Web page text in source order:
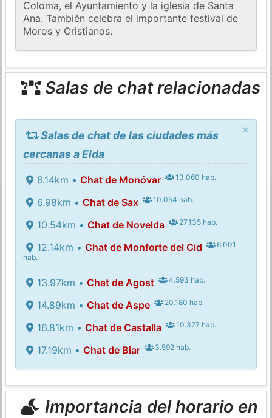
Coloma, el Ayuntamiento y la iglesia de Santa
Ana. También celebra el importante festival de
Moros y Cristianos.
Salas de chat relacionadas
×
Salas de chat de las ciudades más
cercanas a Elda
6.14km • Chat de Monóvar 13.060 hab.
6.98km • Chat de Sax 10.054 hab.
10.54km • Chat de Novelda 27.135 hab.
12.14km • Chat de Monforte del Cid
6.001
hab.
13.97km • Chat de Agost 4.593 hab.
14.89km • Chat de Aspe 20.180 hab.
16.81km • Chat de Castalla 10.327 hab.
17.19km • Chat de Biar 3.592 hab.
Importancia del horario en